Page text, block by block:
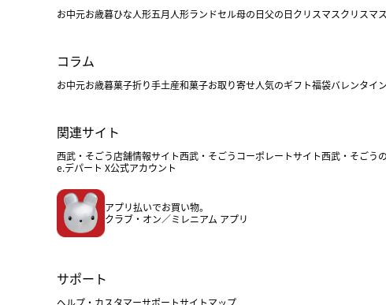
お中元お歳暮ひな人形五月人形ランドセル母の日父の日クリスマスクリスマ
コラム
お中元お歳暮菓子折り手土産和菓子お取り寄せ人気のギフト福袋バレンタイン
関連サイト
西武・そごう店舗情報サイト西武・そごうコーポレートサイト西武・そごう
e.デパート X公式アカウント
アプリ払いでお買い物。
クラブ・オン／ミレニアム アプリ
サポート
ヘルプ・カスタマーサポートサイトマップ